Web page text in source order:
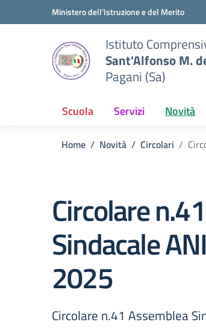
Vai ai contenuti
Vai al menu di navigazioneMinistero dell'Istruzione e del Merito
Istituto
Sant'Alfonso M.
Pagani (Sa)
Scuola Servizi Novità
Home Novità Circolari
Circolare
Sindacale
2025
Circolare n.41 Assemblea